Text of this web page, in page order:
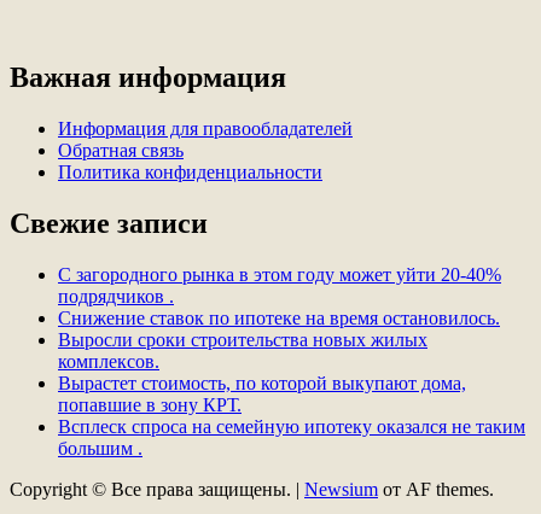
Важная информация
Информация для правообладателей
Обратная связь
Политика конфиденциальности
Свежие записи
С загородного рынка в этом году может уйти 20-40%
подрядчиков .
Снижение ставок по ипотеке на время остановилось.
Выросли сроки строительства новых жилых
комплексов.
Вырастет стоимость, по которой выкупают дома,
попавшие в зону КРТ.
Всплеск спроса на семейную ипотеку оказался не таким
большим .
Copyright © Все права защищены. | Newsium от AF themes.